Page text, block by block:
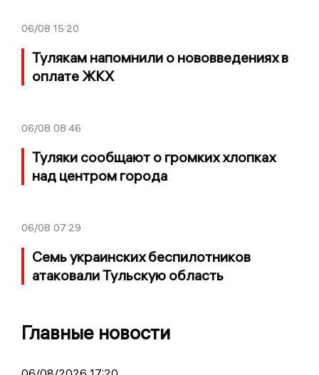
06/08 15:20
Тулякам напомнили о нововведениях в
оплате ЖКХ
06/08 08:46
Туляки сообщают о громких хлопках
над центром города
06/08 07:29
Семь украинских беспилотников
атаковали Тульскую область
Главные новости